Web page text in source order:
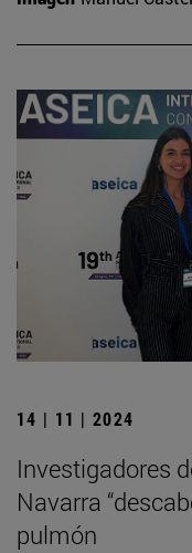
14 | 11 | 2024
Investigadores
Navarra
pulmón